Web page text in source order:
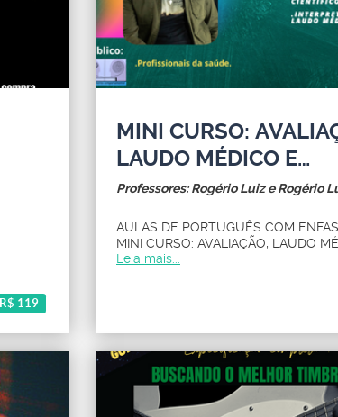
R$ 119
MINI CURSO:
LAUDO MÉDICO E
REDAÇÃO CLÍNICA.
Professores: Rogério Luiz e Rogério
AULAS DE PORTUGUÊS COM
MINI CURSO: AVALIAÇÃO, LAUDO
REDAÇÃO CLÍNICA.
Leia mais...